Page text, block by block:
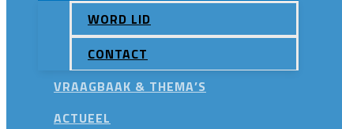
WORD LID
CONTACT
VRAAGBAAK & THEMA’S
ACTUEEL